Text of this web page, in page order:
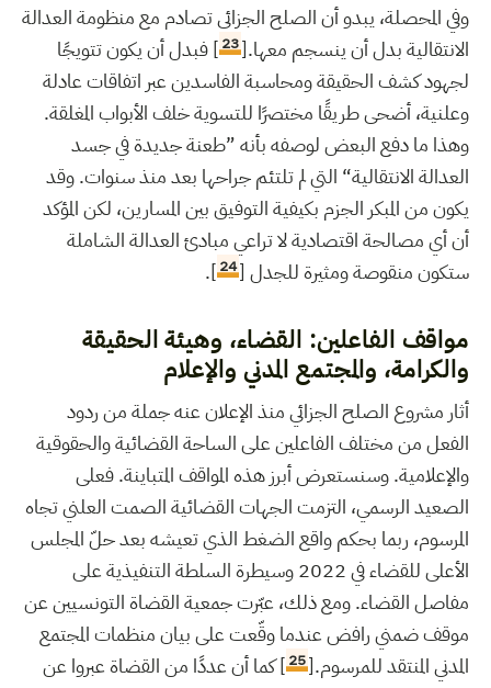
وفي المحصلة، يبدو أن الصلح الجزائي تصادم مع منظومة العدالة
الانتقالية بدل أن ينسجم معها.[23] فبدل أن يكون تتويجًا
لجهود كشف الحقيقة ومحاسبة الفاسدين عبر اتفاقات عادلة
وعلنية، أضحى طريقًا مختصرًا للتسوية خلف الأبواب المغلقة.
وهذا ما دفع البعض لوصفه بأنه ”طعنة جديدة في جسد
العدالة الانتقالية“ التي لم تلتئم جراحها بعد منذ سنوات. وقد
يكون من المبكر الجزم بكيفية التوفيق بين المسارين، لكن المؤكد
أن أي مصالحة اقتصادية لا تراعي مبادئ العدالة الشاملة
ستكون منقوصة ومثيرة للجدل [24
].
مواقف الفاعلين: القضاء، وهيئة الحقيقة
والكرامة، والمجتمع المدني والإعلام
أثار مشروع الصلح الجزائي منذ الإعلان عنه جملة من ردود
الفعل من مختلف الفاعلين على الساحة القضائية والحقوقية
والإعلامية. وسنستعرض أبرز هذه المواقف المتباينة. فعلى
الصعيد الرسمي، التزمت الجهات القضائية الصمت العلني تجاه
المرسوم، ربما بحكم واقع الضغط الذي تعيشه بعد حلّ المجلس
الأعلى للقضاء في 2022 وسيطرة السلطة التنفيذية على
مفاصل القضاء. ومع ذلك، عبّرت جمعية القضاة التونسيين عن
موقف ضمني رافض عندما وقّعت على بيان منظمات المجتمع
المدني المنتقد للمرسوم.[25] كما أن عددًا من القضاة عبروا عن